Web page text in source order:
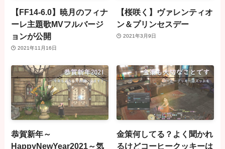
【FF14-6.0】暁月のフィナ
ーレ主題歌MVフルバージ
ョンが公開
2021年11月16日
【桜咲く】ヴァレンティオ
ン＆プリンセスデー
2021年3月9日
恭賀新年～
HappyNewYear2021～気
金策何してる？よく聞かれ
るけどコーヒークッキーは